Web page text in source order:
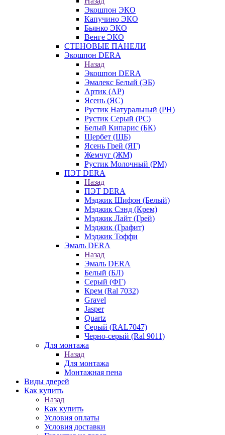
Экошпон ЭКО
Капучино ЭКО
Бьянко ЭКО
Венге ЭКО
СТЕНОВЫЕ ПАНЕЛИ
Экошпон DERA
Назад
Экошпон DERA
Эмалекс Белый (ЭБ)
Артик (АР)
Ясень (ЯС)
Рустик Натуральный (РН)
Рустик Серый (РС)
Белый Кипарис (БК)
Щербет (ЩБ)
Ясень Грей (ЯГ)
Жемчуг (ЖМ)
Рустик Молочный (РМ)
ПЭТ DERA
Назад
ПЭТ DERA
Мэджик Шифон (Белый)
Мэджик Сэнд (Крем)
Мэджик Лайт (Грей)
Мэджик (Графит)
Мэджик Тоффи
Эмаль DERA
Назад
Эмаль DERA
Белый (БЛ)
Серый (ФГ)
Крем (Ral 7032)
Gravel
Jasper
Quartz
Серый (RAL7047)
Черно-серый (Ral 9011)
Для монтажа
Назад
Для монтажа
Монтажная пена
Виды дверей
Как купить
Назад
Как купить
Условия оплаты
Условия доставки